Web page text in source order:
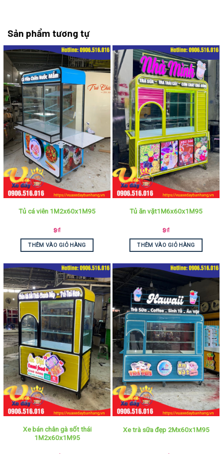
Sản phẩm tương tự
Tủ cá viên 1M2x60x1M95
9₫
THÊM VÀO GIỎ HÀNG
Tủ ăn vặt1M6x60x1M95
9₫
THÊM VÀO GIỎ HÀNG
Xe bán chân gà sốt thái
1M2x60x1M95
Xe trà sữa đẹp 2Mx60x1M95